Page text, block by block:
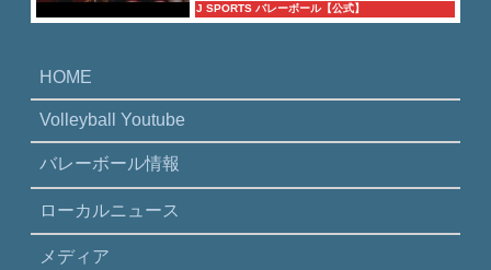
J SPORTS バレーボール【公式】
HOME
Volleyball Youtube
バレーボール情報
ローカルニュース
メディア